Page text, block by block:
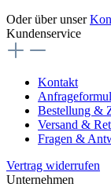
Oder über unser
Kundenservice
Kontakt
Bestellung &
Versand &
Fragen &
Vertrag widerrufen
Unternehmen